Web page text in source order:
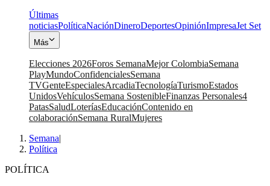
Últimas
noticiasPolíticaNaciónDineroDeportesOpiniónImpresaJet Set
Más
Elecciones 2026Foros SemanaMejor ColombiaSemana
PlayMundoConfidencialesSemana
TVGenteEspecialesArcadiaTecnologíaTurismoEstados
UnidosVehículosSemana SostenibleFinanzas Personales4
PatasSaludLoteríasEducaciónContenido en
colaboraciónSemana RuralMujeres
Semana|
Política
POLÍTICA